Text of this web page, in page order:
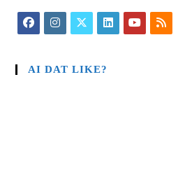
AI DAT LIKE?